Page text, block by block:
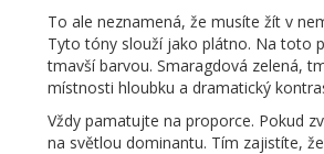
To ale neznamená, že musíte žít v
Tyto tóny slouží jako plátno. Na toto
tmavší barvou. Smaragdová zelená,
místnosti hloubku a dramatický
Vždy pamatujte na proporce. Pokud
na světlou dominantu. Tím zajistíte,